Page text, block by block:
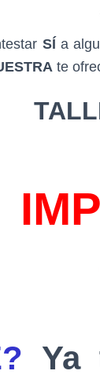
SÍ a
te
Ya